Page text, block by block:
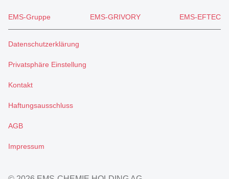
EMS-Gruppe EMS-GRIVORY EMS-EFTEC
Datenschutzerklärung
Privatsphäre Einstellung
Kontakt
Haftungsausschluss
AGB
Impressum